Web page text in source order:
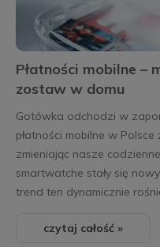
Płatności mobilne –
zostaw w domu
Gotówka odchodzi w
płatności mobilne w
zmieniając nasze
smartwatche stały się
trend ten dynamicznie
czytaj całość »